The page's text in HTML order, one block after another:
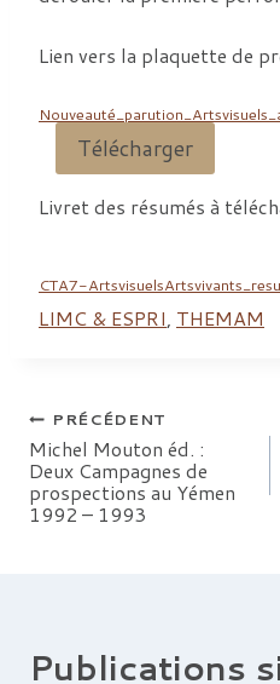
Lien vers la plaquette de
Télécharger
Livret des résumés à
CTA7-
LIMC & ESPRI, THEMAM
Navigation
de
l’article
PRÉCÉDENT
Michel Mouton éd. :
Deux Campagnes de
prospections au Yémen
1992 – 1993
Publications